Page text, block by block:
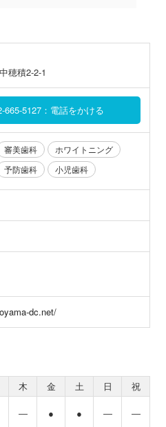
穂積2-2-1
665-5127：電話をかける
審美歯科
ホワイトニング
予防歯科 小児歯科
dc.net/
木 金 土 日
祝
― ● ● ― ―